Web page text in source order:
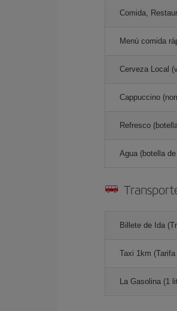
Comida,
Menú comida
Cerveza Local
Cappuccino
Refresco
Agua (botella
Billete de Ida
Taxi 1km
La Gasolina (1